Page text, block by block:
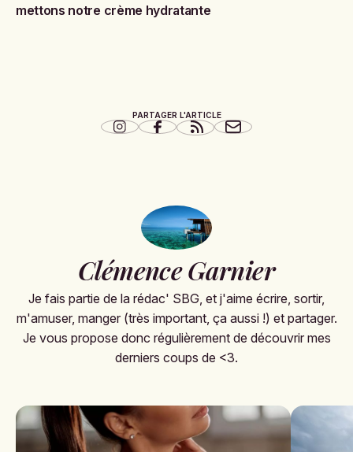
mettons notre crème hydratante
PARTAGER L'ARTICLE
Clémence Garnier
Je fais partie de la rédac' SBG, et j'aime écrire, sortir,
m'amuser, manger (très important, ça aussi !) et partager.
Je vous propose donc régulièrement de découvrir mes
derniers coups de <3.